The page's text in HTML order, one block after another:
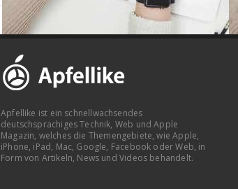
Apfellike ist ein schnellwachsendes
deutschsprachiges Technik, Web und Apple
Magazin, welches die Themengebiete, wie Apple,
iPhone, iPad, Mac, Google, Facebook oder Web, in
Form von Artikeln, News und Videos behandelt.